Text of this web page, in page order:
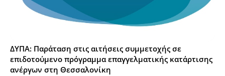
ΔΥΠΑ: Παράταση στις αιτήσεις συμμετοχής σε
επιδοτούμενο πρόγραμμα επαγγελματικής κατάρτισης
ανέργων στη Θεσσαλονίκη